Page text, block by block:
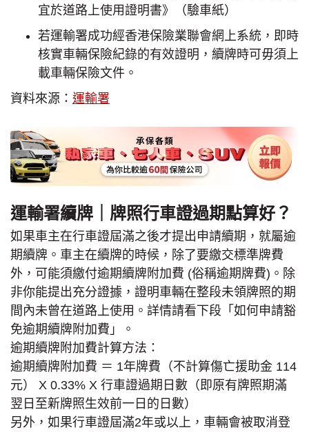
宜於道路上使用證明書》（驗車紙）
若運輸署成功經香港保險業聯會網上系統，即時
核實車輛保險紀錄的有效證明，續牌時可毋須上
載車輛保險文件。
資料來源： 運輸署
運輸署續牌｜牌照行車證過期點算好？
如果車主在行車證屆滿之後才提出申請續期，就屬逾
期續牌。車主在續牌的時候，除了要繳交標準牌費
外，可能須繳付逾期續牌附加費 (俗稱逾期牌費)。除
非你能提出充分證據，證明車輛在整段未領牌照的期
間內未曾在道路上使用。詳情請看下段「如何申請豁
免逾期續牌附加費」。
逾期續牌附加費計算方法：
逾期續牌附加費 ＝ 1年牌費（不計算傷亡援助金 114
元） X 0.33% X 行車證過期日數（即原有牌照期滿
翌日至新牌照生效前一日的日數）
另外，如果行車證屆滿2年或以上，車輛會被取消登